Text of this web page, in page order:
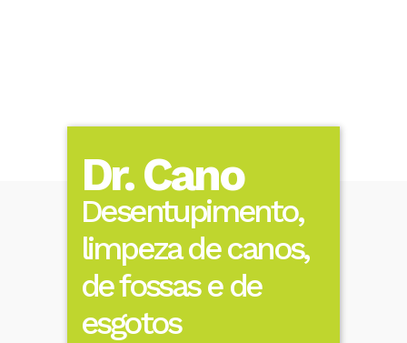
Dr. Cano
Desentupimento,
limpeza de canos,
de fossas e de
esgotos